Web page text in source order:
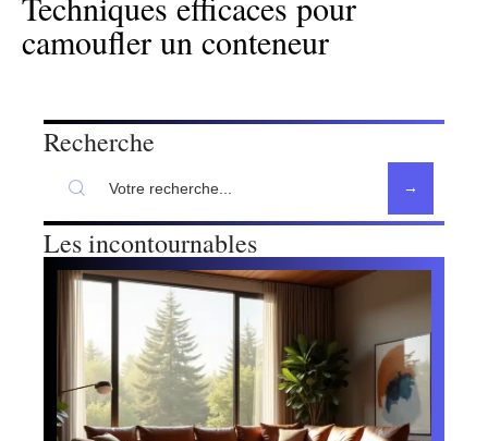
camoufler un conteneur
Recherche
Les incontournables